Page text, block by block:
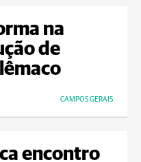
na
de
CAMPOS GERAIS
encontro